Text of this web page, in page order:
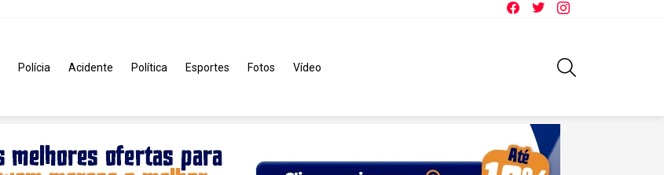
Polícia Acidente Política Esportes Fotos Vídeo